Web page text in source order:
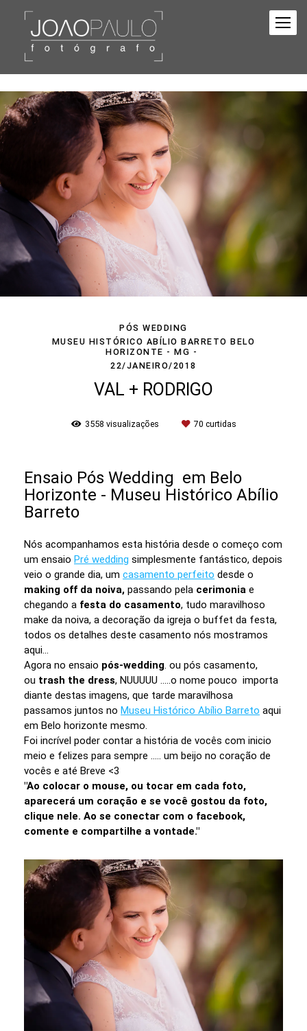
PÓS WEDDING
MUSEU HISTÓRICO ABÍLIO BARRETO BELO
HORIZONTE - MG
22/JANEIRO/2018
VAL + RODRIGO
3558 visualizações 70 curtidas
Ensaio Pós Wedding em Belo
Horizonte - Museu Histórico Abílio
Barreto
Nós acompanhamos esta história desde o começo com
um ensaio Pré wedding simplesmente fantástico, depois
veio o grande dia, um casamento perfeito desde o
making off da noiva, passando pela cerimonia e
chegando a festa do casamento, tudo maravilhoso
make da noiva, a decoração da igreja o buffet da festa,
todos os detalhes deste casamento nós mostramos
aqui...
Agora no ensaio pós-wedding. ou pós casamento,
ou trash the dress, NUUUUU .....o nome pouco importa
diante destas imagens, que tarde maravilhosa
passamos juntos no Museu Histórico Abílio Barreto aqui
em Belo horizonte mesmo.
Foi incrível poder contar a história de vocês com inicio
meio e felizes para sempre ..... um beijo no coração de
vocês e até Breve <3
"Ao colocar o mouse, ou tocar em cada foto,
aparecerá um coração e se você gostou da foto,
clique nele. Ao se conectar com o facebook,
comente e compartilhe a vontade."